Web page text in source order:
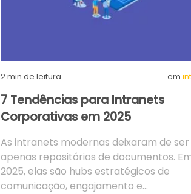
2min de leitura em
7 Tendências para Intranets
Corporativas em 2025
As intranets modernas deixaram de ser
apenas repositórios de documentos.
2025, elas são hubs estratégicos de
comunicação, engajamento e…